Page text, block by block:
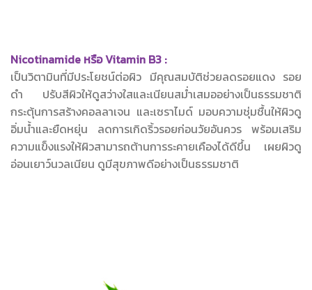
Nicotinamide หรือ Vitamin B3 :
เป็นวิตามินที่มีประโยชน์ต่อผิว มีคุณสมบัติช่วยลดรอยแดง รอย
ดำ ปรับสีผิวให้ดูสว่างใสและเนียนสม่ำเสมออย่างเป็นธรรมชาติ
กระตุ้นการสร้างคอลลาเจน และเซราไมด์ มอบความชุ่มชื้นให้ผิวดู
อิ่มน้ำและยืดหยุ่น ลดการเกิดริ้วรอยก่อนวัยอันควร พร้อมเสริม
ความแข็งแรงให้ผิวสามารถต้านการระคายเคืองได้ดีขึ้น เผยผิวดู
อ่อนเยาว์นวลเนียน ดูมีสุขภาพดีอย่างเป็นธรรมชาติ